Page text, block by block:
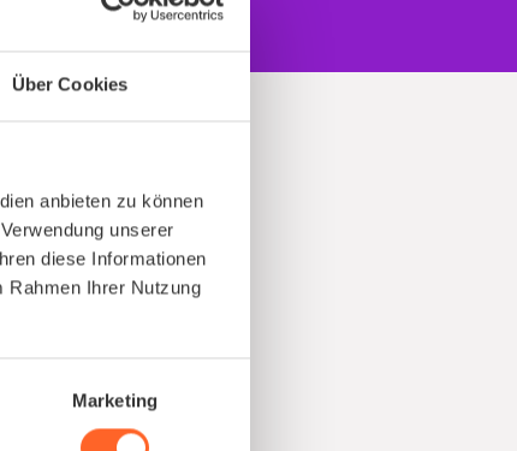
Über Cookies
anbieten zu können
unserer
diese Informationen
Rahmen Ihrer Nutzung
Marketing